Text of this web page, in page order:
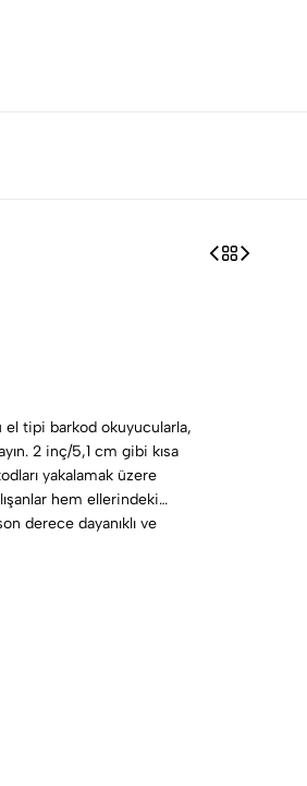
el tipi barkod okuyucularla,
2 inç/5,1 cm gibi kısa
yakalamak üzere
hem ellerindeki
derece dayanıklı ve